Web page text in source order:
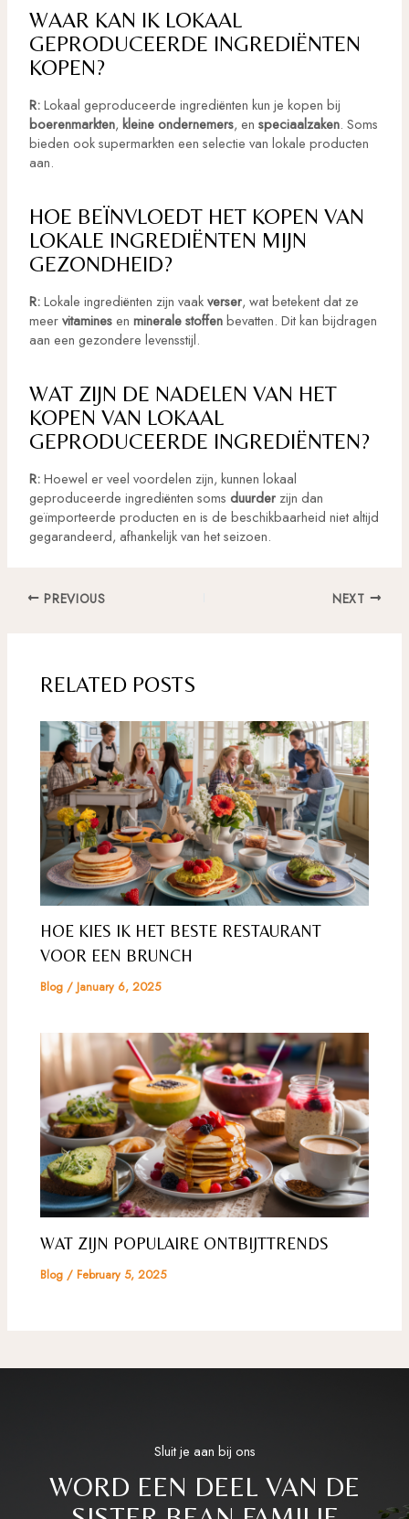
WAAR KAN IK LOKAAL
GEPRODUCEERDE INGREDIËNTEN
KOPEN?
R:Lokaal geproduceerde ingrediënten kun je kopen bij
boerenmarkten, kleine ondernemers, en speciaalzaken. Soms
bieden ook supermarkten een selectie van lokale producten
aan.
HOE BEÏNVLOEDT HET KOPEN VAN
LOKALE INGREDIËNTEN MIJN
GEZONDHEID?
R:Lokale ingrediënten zijn vaakverser, wat betekent dat ze
meervitaminesen minerale stoffenbevatten. Dit kan bijdragen
aan een gezondere levensstijl.
WAT ZIJN DE NADELEN VAN HET
KOPEN VAN LOKAAL
GEPRODUCEERDE INGREDIËNTEN?
R:Hoewel er veel voordelen zijn, kunnen lokaal
geproduceerde ingrediënten soms duurderzijn dan
geïmporteerde producten en is de beschikbaarheid niet altijd
gegarandeerd, afhankelijk van het seizoen.
Post
PREVIOUS NEXT
RELATED POSTS
HOE KIES IK HET BESTE RESTAURANT
VOOR EEN BRUNCH
Blog /January 6, 2025
WAT ZIJN POPULAIRE ONTBIJTTRENDS
Blog /February 5, 2025
Sluit je aan bij ons
WORD EEN DEEL VAN DE